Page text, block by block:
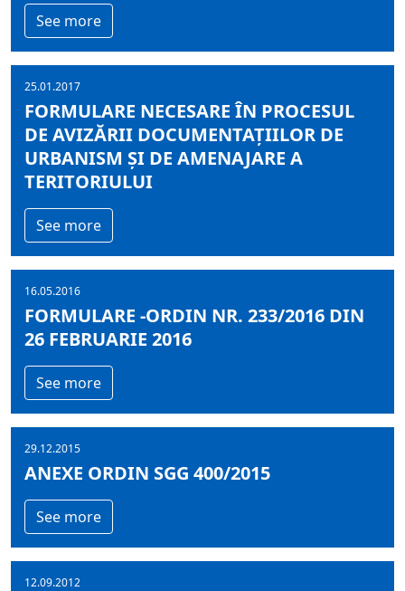
See more
25.01.2017
FORMULARE NECESARE ÎN PROCESUL
DE AVIZĂRII DOCUMENTAȚIILOR DE
URBANISM ȘI DE AMENAJARE A
TERITORIULUI
See more
16.05.2016
FORMULARE -ORDIN NR. 233/2016 DIN
26 FEBRUARIE 2016
See more
29.12.2015
ANEXE ORDIN SGG 400/2015
See more
12.09.2012